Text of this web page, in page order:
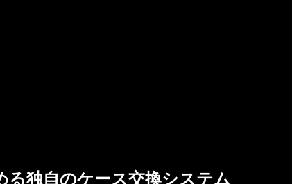
る独自のケース交換システム